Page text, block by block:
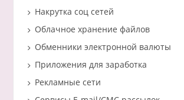
Накрутка соц сетей
Облачное хранение файлов
Обменники электронной валюты
Приложения для заработка
Рекламные сети